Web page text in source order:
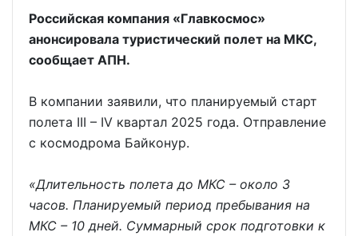
Российская компания «Главкосмос»
анонсировала туристический полет на МКС,
сообщает АПН.
В компании заявили, что планируемый старт
полета III – IV квартал 2025 года. Отправление
с космодрома Байконур.
«Длительность полета до МКС – около 3
часов. Планируемый период пребывания на
МКС – 10 дней. Суммарный срок подготовки к